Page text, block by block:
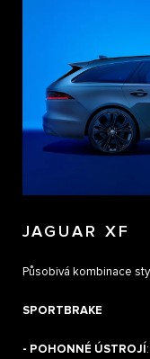
JAGUAR XF
Působivá kombinace
SPORTBRAKE
- POHONNÉ ÚSTROJÍ